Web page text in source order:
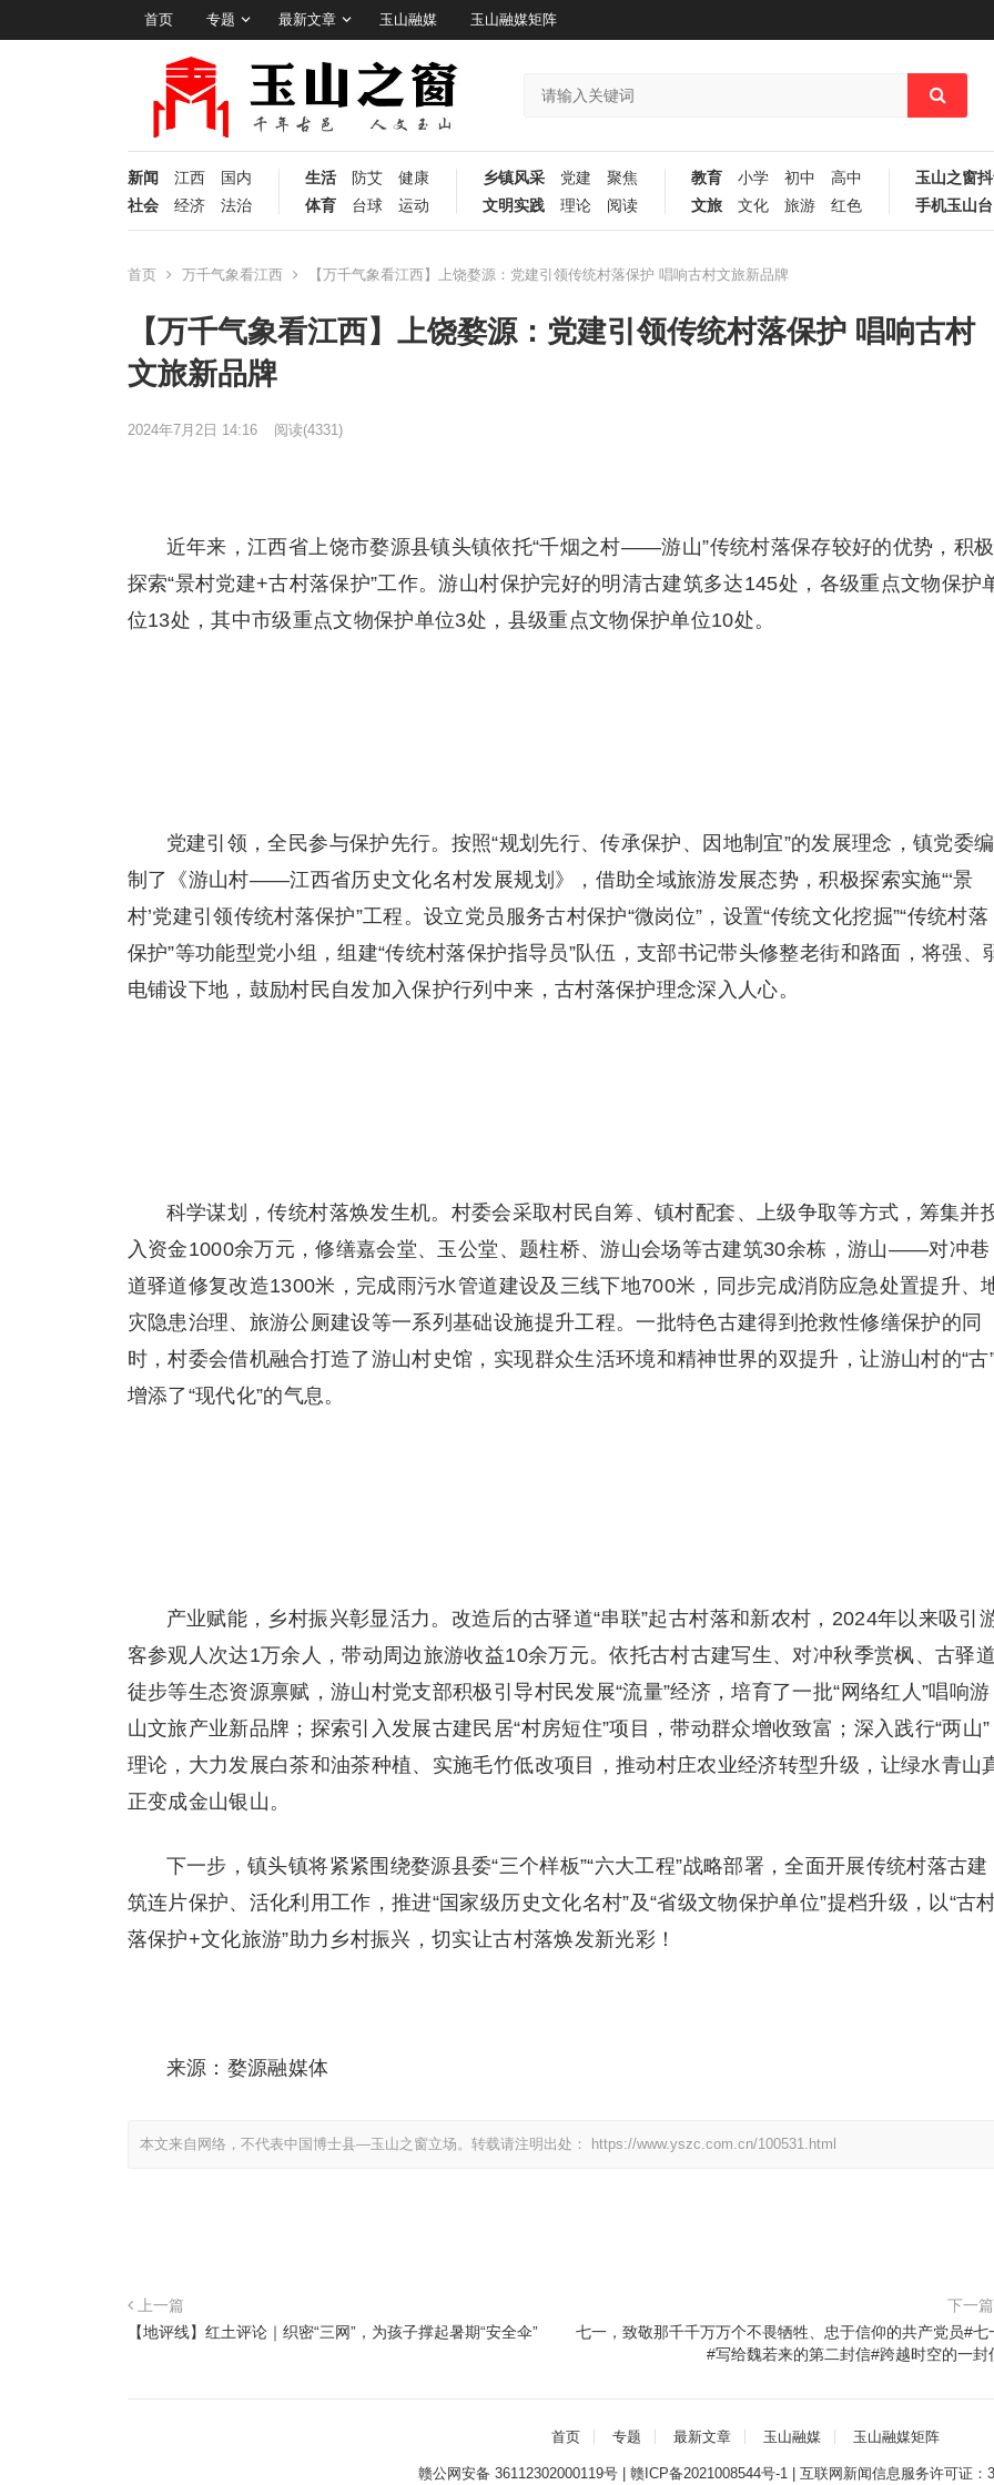
首页 专题 最新文章 玉山融媒 玉山融媒矩阵
新闻 江西
国内
社会
经济 法治
生活 防艾
健康
体育
台球 运动
乡镇风采 党建
聚焦
文明实践
理论 阅读
教育 小学 初中
高中
文旅
文化 旅游 红色
玉山之窗
手机玉山台
首页 万千气象看江西 【万千气象看江西】上饶婺源：党建引领传统村落保护 唱响古村文旅新品牌
【万千气象看江西】上饶婺源：党建引领传统村落保护 唱响古村
文旅新品牌
2024年7月2日 14:16 阅读(4331)
近年来，江西省上饶市婺源县镇头镇依托“千烟之村——游山”传统村落保存较好的优势，积极
探索“景村党建+古村落保护”工作。游山村保护完好的明清古建筑多达145处，各级重点文物保护
位13处，其中市级重点文物保护单位3处，县级重点文物保护单位10处。
党建引领，全民参与保护先行。按照“规划先行、传承保护、因地制宜”的发展理念，镇党委编
制了《游山村——江西省历史文化名村发展规划》，借助全域旅游发展态势，积极探索实施“‘景
村’党建引领传统村落保护”工程。设立党员服务古村保护“微岗位”，设置“传统文化挖掘”“传统村落
保护”等功能型党小组，组建“传统村落保护指导员”队伍，支部书记带头修整老街和路面，将强、
电铺设下地，鼓励村民自发加入保护行列中来，古村落保护理念深入人心。
科学谋划，传统村落焕发生机。村委会采取村民自筹、镇村配套、上级争取等方式，筹集并
入资金1000余万元，修缮嘉会堂、玉公堂、题柱桥、游山会场等古建筑30余栋，游山——对冲巷
道驿道修复改造1300米，完成雨污水管道建设及三线下地700米，同步完成消防应急处置提升、
灾隐患治理、旅游公厕建设等一系列基础设施提升工程。一批特色古建得到抢救性修缮保护的同
时，村委会借机融合打造了游山村史馆，实现群众生活环境和精神世界的双提升，让游山村的“古
增添了“现代化”的气息。
产业赋能，乡村振兴彰显活力。改造后的古驿道“串联”起古村落和新农村，2024年以来吸引
客参观人次达1万余人，带动周边旅游收益10余万元。依托古村古建写生、对冲秋季赏枫、古驿道
徒步等生态资源禀赋，游山村党支部积极引导村民发展“流量”经济，培育了一批“网络红人”唱响游
山文旅产业新品牌；探索引入发展古建民居“村房短住”项目，带动群众增收致富；深入践行“两山”
理论，大力发展白茶和油茶种植、实施毛竹低改项目，推动村庄农业经济转型升级，让绿水青山
正变成金山银山。
下一步，镇头镇将紧紧围绕婺源县委“三个样板”“六大工程”战略部署，全面开展传统村落古建
筑连片保护、活化利用工作，推进“国家级历史文化名村”及“省级文物保护单位”提档升级，以“古
落保护+文化旅游”助力乡村振兴，切实让古村落焕发新光彩！
来源：婺源融媒体
本文来自网络，不代表中国博士县—玉山之窗立场。转载请注明出处： https://www.yszc.com.cn/100531.html
上一篇
【地评线】红土评论｜织密“三网”，为孩子撑起暑期“安全伞”
下一篇
七一，致敬那千千万万个不畏牺牲、忠于信仰的共产党员#七
#写给魏若来的第二封信#跨越时空的一封
首页 专题 最新文章 玉山融媒 玉山融媒矩阵
赣公网安备 36112302000119号 赣ICP备2021008544号-1 互联网新闻信息服务许可证：